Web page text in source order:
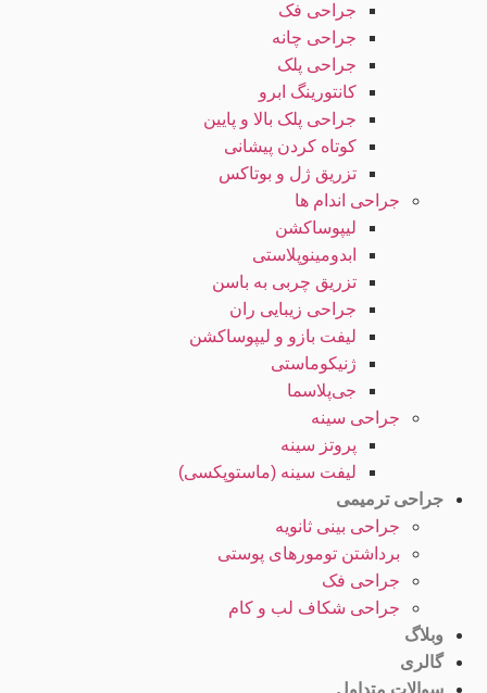
جراحی فک
جراحی چانه
جراحی پلک
کانتورینگ ابرو
جراحی پلک بالا و پایین
کوتاه کردن پیشانی
تزریق ژل و بوتاکس
جراحی اندام ها
لیپوساکشن
ابدومینوپلاستی
تزریق چربی به باسن
جراحی زیبایی ران
لیفت بازو و لیپوساکشن
ژنیکوماستی
جی‌پلاسما
جراحی سینه
پروتز سینه
لیفت سینه (ماستوپکسی)
جراحی ترمیمی
جراحی بینی ثانویه
برداشتن تومورهای پوستی
جراحی فک
جراحی شکاف لب و کام
وبلاگ
گالری